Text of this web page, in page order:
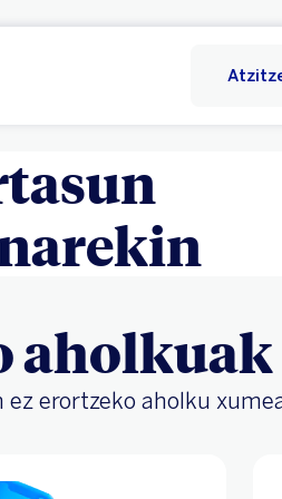
aholkuak
erortzeko aholku